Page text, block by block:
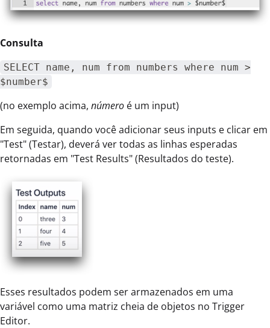
Consulta
SELECT name, num from numbers where num >
$number$
(no exemplo acima, número é um input)
Em seguida, quando você adicionar seus inputs e clicar em
"Test" (Testar), deverá ver todas as linhas esperadas
retornadas em "Test Results" (Resultados do teste).
Esses resultados podem ser armazenados em uma
variável como uma matriz cheia de objetos no Trigger
Editor.